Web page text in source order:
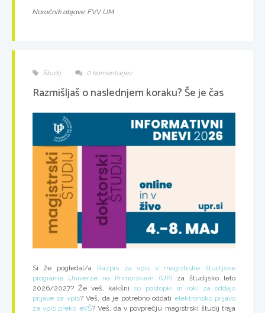
Naročnik objave: FVV UM
Študij 0 komentarjev
Razmišljaš o naslednjem koraku? Še je čas
Si že pogledal/a Razpis za vpis v magistrske študijske
programe Univerze na Primorskem (UP)za študijsko leto
2026/2027? Že veš, kakšni so postopki in roki za oddajo
prijave za vpis? Veš, da je potrebno oddati elektronsko prijavo
za vpis preko eVŠ? Veš, da v povprečju magistrski študij traja